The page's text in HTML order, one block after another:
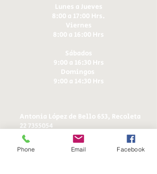
Lunes a Jueves
8:00 a 17:00 Hrs.
Viernes
8:00 a 16:00 Hrs​
Sábados
9:00 a 16:30 Hrs
Domingos
9:00 a 14:30 Hrs
Antonia López de Bello 653, Recoleta
22 7355054
22 7375725
+56 9 75224598
ducereposteria@gmail.com
Phone Email Facebook